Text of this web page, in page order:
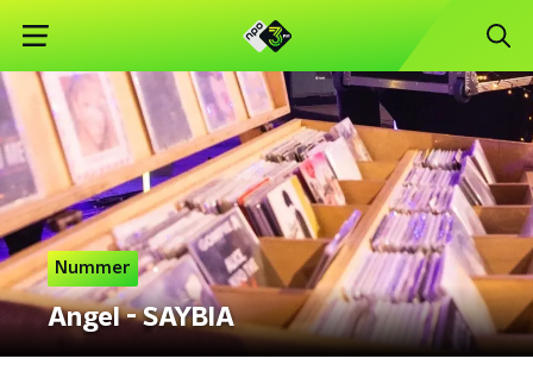
Nummer
Angel - SAYBIA